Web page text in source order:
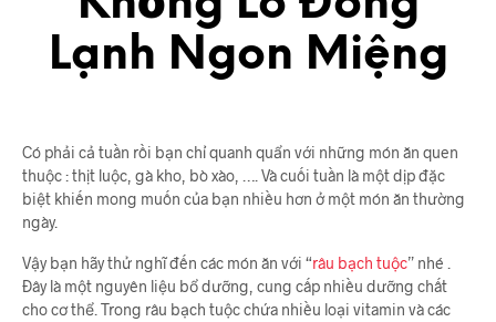
Lạnh Ngon Miệng
Có phải cả tuần rồi bạn chỉ quanh quẩn với những món ăn quen
thuộc : thịt luộc, gà kho, bò xào, …. Và cuối tuần là một dịp đặc
biệt khiến mong muốn của bạn nhiều hơn ở một món ăn thường
ngày.
Vậy bạn hãy thử nghĩ đến các món ăn với “râu bạch tuộc” nhé .
Đây là một nguyên liệu bổ dưỡng, cung cấp nhiều dưỡng chất
cho cơ thể. Trong râu bạch tuộc chứa nhiều loại vitamin và các